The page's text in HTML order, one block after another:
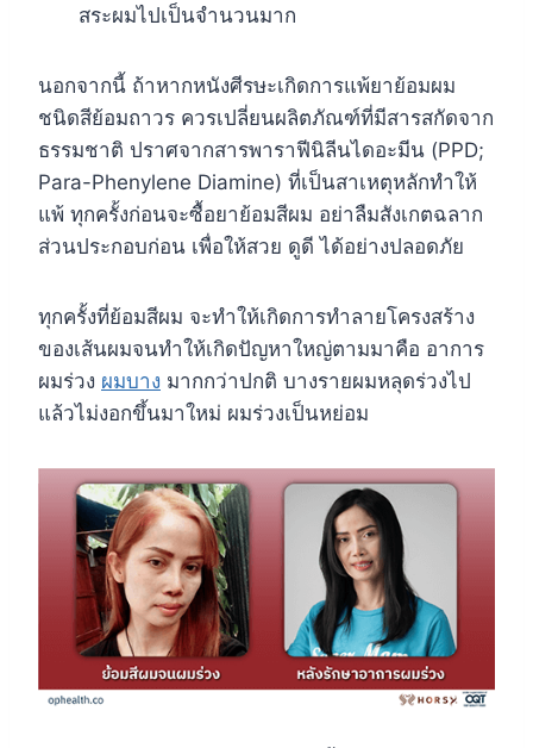
สระผมไปเป็นจำนวนมาก
นอกจากนี้ ถ้าหากหนังศีรษะเกิดการแพ้ยาย้อมผม
ชนิดสีย้อมถาวร ควรเปลี่ยนผลิตภัณฑ์ที่มีสารสกัดจาก
ธรรมชาติ ปราศจากสารพาราฟีนิลีนไดอะมีน (PPD;
Para-Phenylene Diamine) ที่เป็นสาเหตุหลักทำให้
แพ้ ทุกครั้งก่อนจะซื้อยาย้อมสีผม อย่าลืมสังเกตฉลาก
ส่วนประกอบก่อน เพื่อให้สวย ดูดี ได้อย่างปลอดภัย
ทุกครั้งที่ย้อมสีผม จะทำให้เกิดการทำลายโครงสร้าง
ของเส้นผมจนทำให้เกิดปัญหาใหญ่ตามมาคือ อาการ
ผมร่วง ผมบาง มากกว่าปกติ บางรายผมหลุดร่วงไป
แล้วไม่งอกขึ้นมาใหม่ ผมร่วงเป็นหย่อม